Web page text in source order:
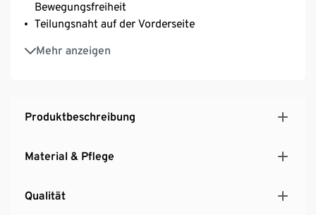
Bewegungsfreiheit
Teilungsnaht auf der Vorderseite
Mehr anzeigen
Mit floralem Print
Produktbeschreibung
Material & Pflege
Qualität